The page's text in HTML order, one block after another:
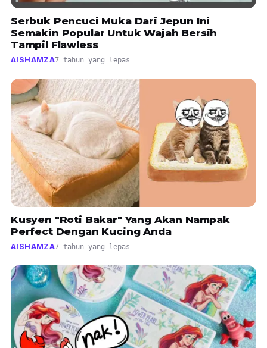
Serbuk Pencuci Muka Dari Jepun Ini
Semakin Popular Untuk Wajah Bersih
Tampil Flawless
AISHAMZA7 tahun yang lepas
Kusyen "Roti Bakar" Yang Akan Nampak
Perfect Dengan Kucing Anda
AISHAMZA7 tahun yang lepas